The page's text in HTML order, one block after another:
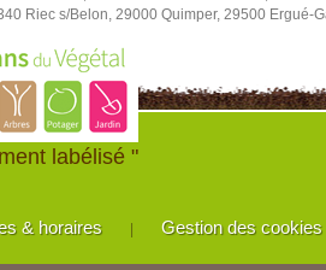
Riec s/Belon, 29000 Quimper, 29500 Ergué-
labélisé "
& horaires | Gestion des cookies